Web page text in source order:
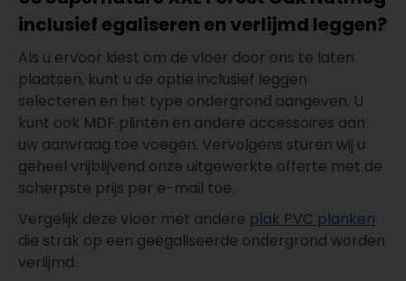
inclusief egaliseren en verlijmd leggen?
Als u ervoor kiest om de vloer door ons te laten
plaatsen, kunt u de optie inclusief leggen
selecteren en het type ondergrond aangeven. U
kunt ook MDF plinten en andere accessoires aan
uw aanvraag toe voegen. Vervolgens sturen wij u
geheel vrijblijvend onze uitgewerkte offerte met de
scherpste prijs per e-mail toe.
Vergelijk deze vloer met andere plak PVC planken
die strak op een geëgaliseerde ondergrond worden
verlijmd.